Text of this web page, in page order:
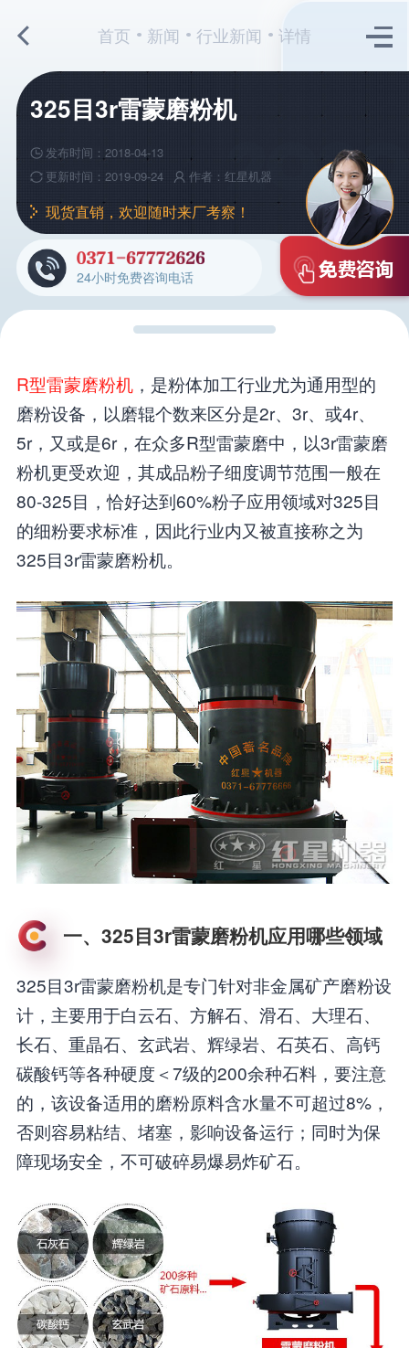
首页 新闻 行业新闻 详情
325目3r雷蒙磨粉机
发布时间：2018-04-13
更新时间：2019-09-24
作者：红星机器
现货直销，欢迎随时来厂考察！
24小时免费咨询电话
R型雷蒙磨粉机，是粉体加工行业尤为通用型的
磨粉设备，以磨辊个数来区分是2r、3r、或4r、
5r，又或是6r，在众多R型雷蒙磨中，以3r雷蒙磨
粉机更受欢迎，其成品粉子细度调节范围一般在
80-325目，恰好达到60%粉子应用领域对325目
的细粉要求标准，因此行业内又被直接称之为
325目3r雷蒙磨粉机。
一、325目3r雷蒙磨粉机应用哪些领域
325目3r雷蒙磨粉机是专门针对非金属矿产磨粉设
计，主要用于白云石、方解石、滑石、大理石、
长石、重晶石、玄武岩、辉绿岩、石英石、高钙
碳酸钙等各种硬度＜7级的200余种石料，要注意
的，该设备适用的磨粉原料含水量不可超过8%，
否则容易粘结、堵塞，影响设备运行；同时为保
障现场安全，不可破碎易爆易炸矿石。